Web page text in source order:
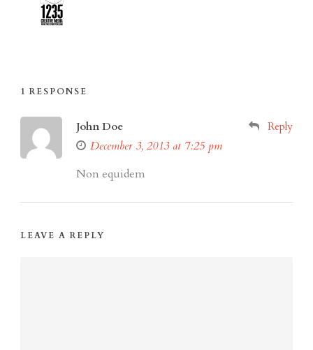
1 RESPONSE
John Doe
December 3, 2013 at 7:25 pm
Reply
Non equidem
LEAVE A REPLY